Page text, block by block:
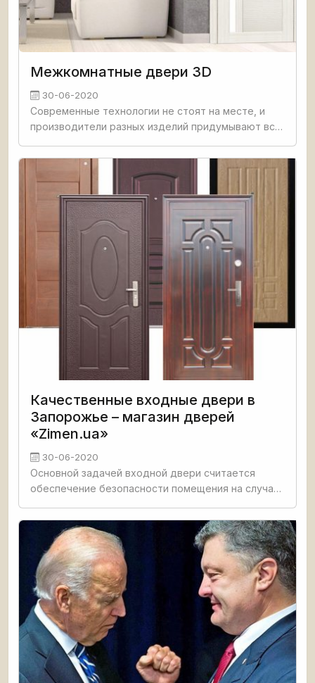
Межкомнатные двери 3D
30-06-2020
Современные технологии не стоят на месте, и
производители разных изделий придумывают все
покупателей. Межкомнатные двери, выпускаемые
Качественные входные двери в
Запорожье – магазин дверей
«Zimen.ua»
30-06-2020
Основной задачей входной двери считается
обеспечение безопасности помещения на случай
этого конструкция обязана решать задачи тепло и
звукоизоляции, эффектно